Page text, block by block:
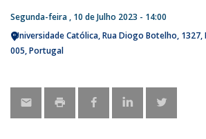
Segunda-feira , 10 de Julho 2023 - 14:00
Universidade Católica Rua Diogo Botelho, 1327
005 Portugal